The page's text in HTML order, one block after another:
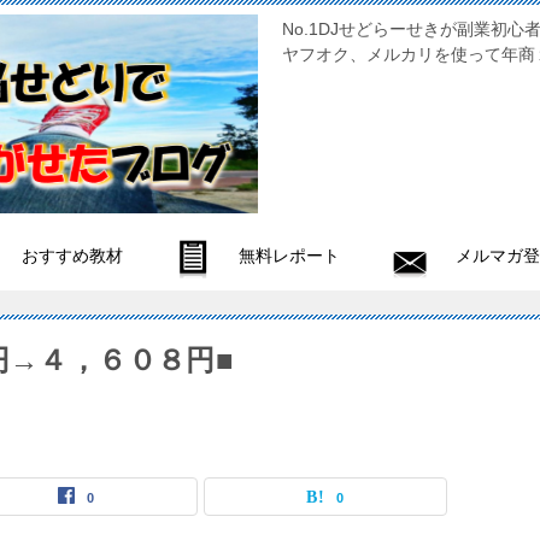
No.1DJせどらーせきが副業初
ヤフオク、メルカリを使って年
おすすめ教材 無料レポート メルマガ
→４，６０８円■
0 0